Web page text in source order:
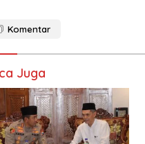
Komentar
Juga